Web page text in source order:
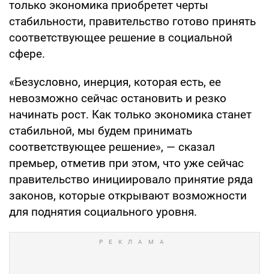
только экономика приобретет черты
стабильности, правительство готово принять
соответствующее решение в социальной
сфере.
«Безусловно, инерция, которая есть, ее
невозможно сейчас остановить и резко
начинать рост. Как только экономика станет
стабильной, мы будем принимать
соответствующее решение», — сказал
премьер, отметив при этом, что уже сейчас
правительство инициировало принятие ряда
законов, которые открывают возможности
для поднятия социального уровня.